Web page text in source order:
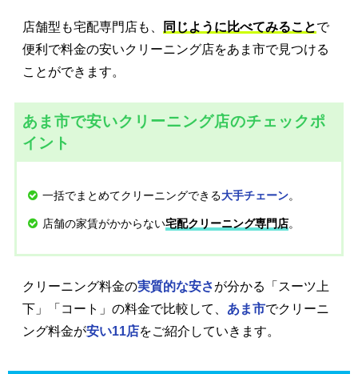
店舗型も宅配専門店も、 同じように比べてみることで
便利で料金の安いクリーニング店をあま市で見つける
ことができます。
あま市で安いクリーニング店のチェックポ
イント
一括でまとめてクリーニングできる大手チェーン。
店舗の家賃がかからない宅配クリーニング専門店。
クリーニング料金の実質的な安さが分かる「スーツ上
下」「コート」の料金で比較して、 あま市でクリーニ
ング料金が安い11店をご紹介していきます。